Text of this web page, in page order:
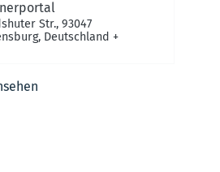
Str., 93047
Deutschland +